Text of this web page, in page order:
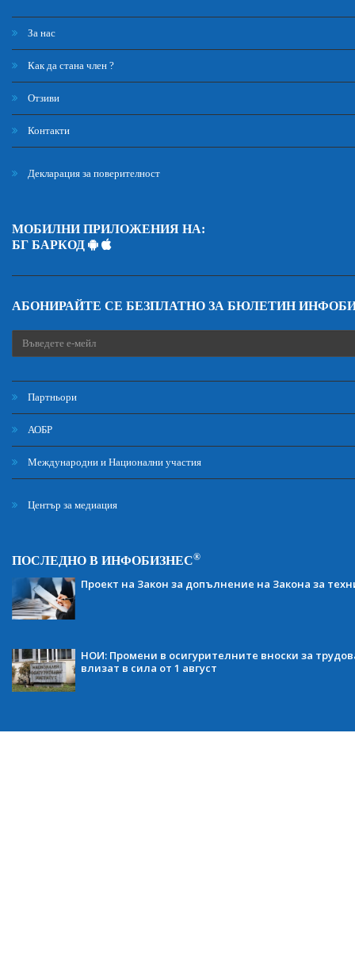
За нас
Как да стана член ?
Отзиви
Контакти
Декларация за поверителност
МОБИЛНИ ПРИЛОЖЕНИЯ НА:
БГ БАРКОД
АБОНИРАЙТЕ СЕ БЕЗПЛАТНО ЗА БЮЛЕТИН
Партньори
АОБР
Международни и Национални участия
Център за медиация
ПОСЛЕДНО В ИНФОБИЗНЕС®
Проект на Закон за допълнение на Закона за
НОИ: Промени в осигурителните вноски за
влизат в сила от 1 август